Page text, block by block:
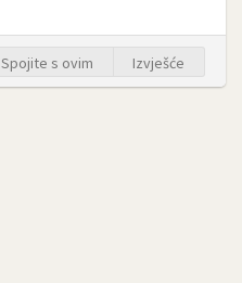
Spojite s ovim Izvješće